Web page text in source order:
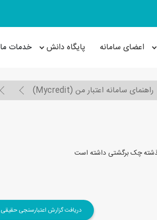
اعضای سامانه پایگاه دانش خدمات ما
راهنمای سامانه اعتبار من (Mycredit)
چک برگشتی داشته است
دریافت گزارش اعتبارسنجی حقیقی